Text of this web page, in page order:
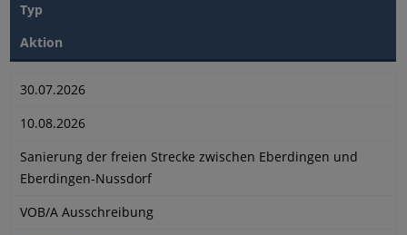
Typ
Aktion
30.07.2026
10.08.2026
Sanierung der freien Strecke zwischen Eberdingen und
Eberdingen-Nussdorf
VOB/A Ausschreibung